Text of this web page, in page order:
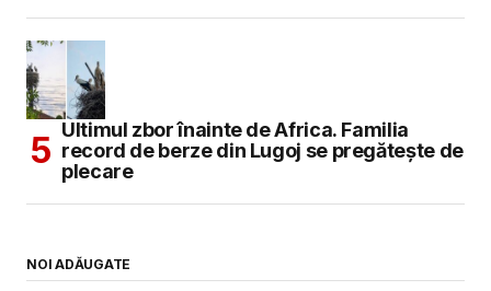
Ultimul zbor înainte de Africa. Familia
record de berze din Lugoj se pregătește de
plecare
NOI ADĂUGATE